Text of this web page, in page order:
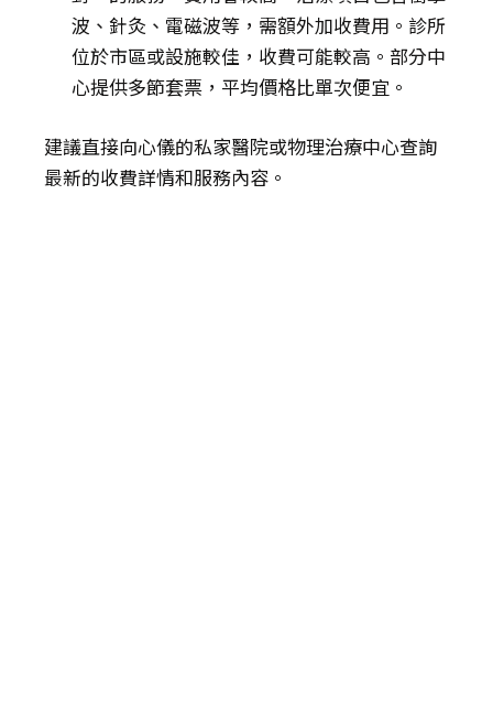
波、針灸、電磁波等，需額外加收費用。診所
位於市區或設施較佳，收費可能較高。部分中
心提供多節套票，平均價格比單次便宜。
建議直接向心儀的私家醫院或物理治療中心查詢
最新的收費詳情和服務內容。